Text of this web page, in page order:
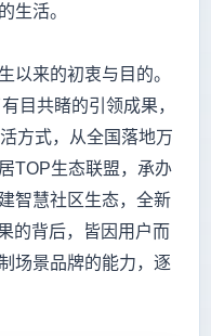
生活。
以来的初衷与目的。
目共睹的引领成果，
方式，从全国落地万
TOP生态联盟，承办
智慧社区生态，全新
的背后，皆因用户而
场景品牌的能力，逐